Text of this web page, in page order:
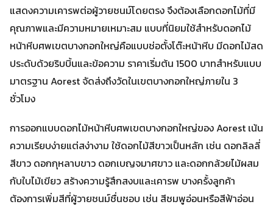
แสดงความเคารพต่อผู้วายชนม์โดยตรง จึงต้องเลือกดอกไม้ที่มี
คุณภาพและมีความหมายเหมาะสม แบบที่นิยมใช้สำหรับดอกไม้
หน้าหีบศพเขตบางกอกใหญ่คือแบบช่อตั้งโต๊ะหน้าหีบ มีดอกไม้สด
ประดับด้วยริบบิ้นและข้อความ ราคาเริ่มต้น 1500 บาทสำหรับแบบ
มาตรฐาน Aorest จัดส่งถึงวัดในเขตบางกอกใหญ่ภายใน 3
ชั่วโมง
การออกแบบดอกไม้หน้าหีบศพเขตบางกอกใหญ่ของ Aorest เน้น
ความเรียบง่ายแต่สง่างาม ใช้ดอกไม้สีขาวเป็นหลัก เช่น ดอกลิลลี่
สีขาว ดอกกุหลาบขาว ดอกเบญจมาศขาว และดอกกล้วยไม้ผสม
กับใบไม้เขียว สร้างความรู้สึกสงบและเคารพ บางครั้งลูกค้า
ต้องการเพิ่มสีที่ผู้วายชนม์ชื่นชอบ เช่น สีชมพูอ่อนหรือสีฟ้าอ่อน